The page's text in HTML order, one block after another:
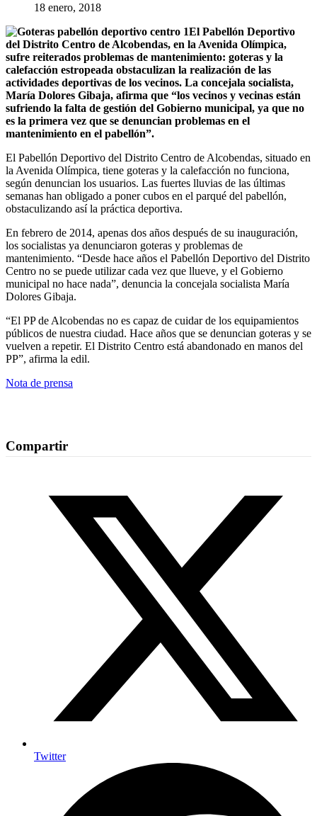
18 enero, 2018
El Pabellón Deportivo
del Distrito Centro de Alcobendas, en la Avenida Olímpica,
sufre reiterados problemas de mantenimiento: goteras y la
calefacción estropeada obstaculizan la realización de las
actividades deportivas de los vecinos. La concejala socialista,
María Dolores Gibaja, afirma que “los vecinos y vecinas están
sufriendo la falta de gestión del Gobierno municipal, ya que no
es la primera vez que se denuncian problemas en el
mantenimiento en el pabellón”.
El Pabellón Deportivo del Distrito Centro de Alcobendas, situado en
la Avenida Olímpica, tiene goteras y la calefacción no funciona,
según denuncian los usuarios. Las fuertes lluvias de las últimas
semanas han obligado a poner cubos en el parqué del pabellón,
obstaculizando así la práctica deportiva.
En febrero de 2014, apenas dos años después de su inauguración,
los socialistas ya denunciaron goteras y problemas de
mantenimiento. “Desde hace años el Pabellón Deportivo del Distrito
Centro no se puede utilizar cada vez que llueve, y el Gobierno
municipal no hace nada”, denuncia la concejala socialista María
Dolores Gibaja.
“El PP de Alcobendas no es capaz de cuidar de los equipamientos
públicos de nuestra ciudad. Hace años que se denuncian goteras y se
vuelven a repetir. El Distrito Centro está abandonado en manos del
PP”, afirma la edil.
Nota de prensa
Compartir
Twitter